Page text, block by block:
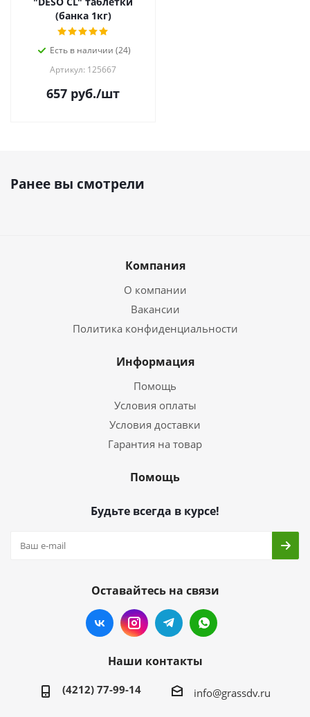
(банка 1кг)
Есть в наличии (24)
Артикул: 125667
657 руб./шт
Ранее вы смотрели
Компания
О компании
Вакансии
Политика конфиденциальности
Информация
Помощь
Условия оплаты
Условия доставки
Гарантия на товар
Помощь
Будьте всегда в курсе!
Оставайтесь на связи
Наши контакты
(4212) 77-99-14 info@grassdv.ru